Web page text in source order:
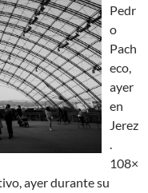
Pedr
o
Pach
eco,
ayer
en
Jerez
.
108×
ayer durante su